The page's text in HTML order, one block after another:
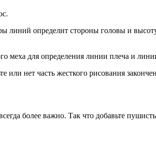
определит стороны головы и
меха для определения линии плеча и
нет часть жесткого рисования
более важно. Так что добавьте